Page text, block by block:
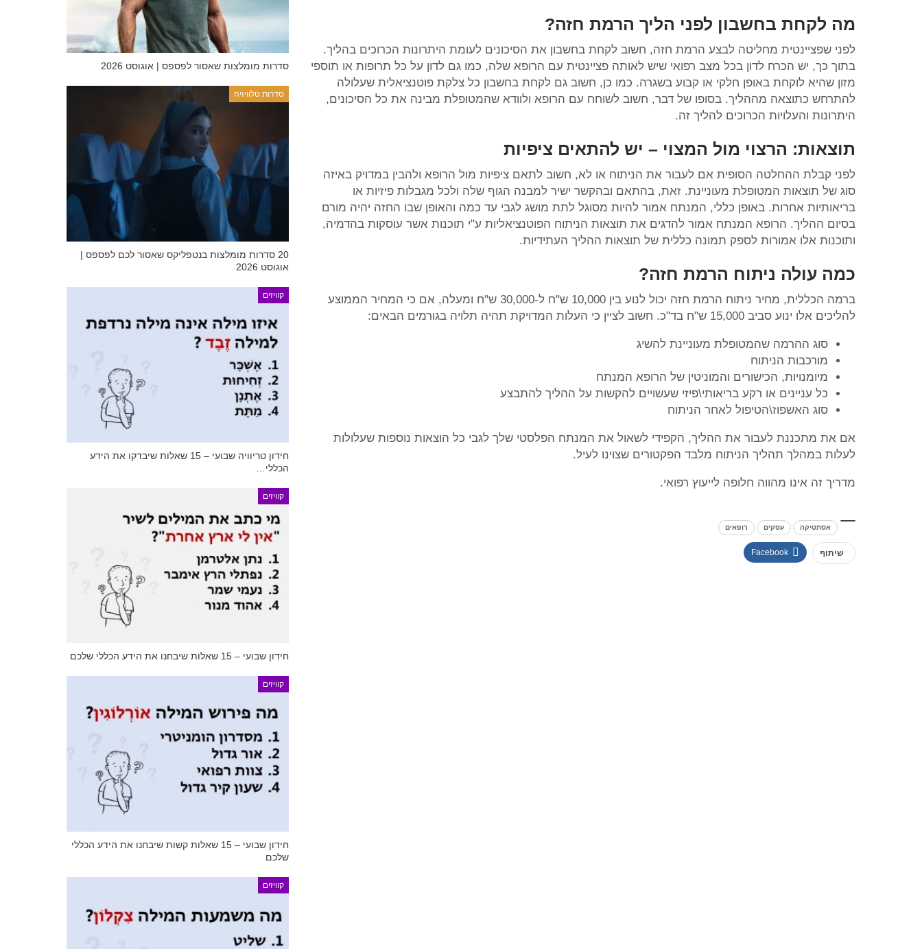
מה לקחת בחשבון לפני הליך הרמת חזה?
לפני שפציינטית מחליטה לבצע הרמת חזה, חשוב לקחת בחשבון את הסיכונים לעומת היתרונות הכרוכים בהליך.
בתוך כך, יש הכרח לדון בכל מצב רפואי שיש לאותה פציינטית עם הרופא שלה, כמו גם לדון על כל תרופות או תוספי
מזון שהיא לוקחת באופן חלקי או קבוע בשגרה. כמו כן, חשוב גם לקחת בחשבון כל צלקת פוטנציאלית שעלולה
להתרחש כתוצאה מההליך. בסופו של דבר, חשוב לשוחח עם הרופא ולוודא שהמטופלת מבינה את כל הסיכונים,
היתרונות והעלויות הכרוכים להליך זה.
תוצאות: הרצוי מול המצוי – יש להתאים ציפיות
לפני קבלת ההחלטה הסופית אם לעבור את הניתוח או לא, חשוב לתאם ציפיות מול הרופא ולהבין במדויק באיזה
סוג של תוצאות המטופלת מעוניינת. זאת, בהתאם ובהקשר ישיר למבנה הגוף שלה ולכל מגבלות פיזיות או
בריאותיות אחרות. באופן כללי, המנתח אמור להיות מסוגל לתת מושג לגבי עד כמה והאופן שבו החזה יהיה מורם
בסיום ההליך. הרופא המנתח אמור להדגים את תוצאות הניתוח הפוטנציאליות ע"י תוכנות אשר עוסקות בהדמיה,
ותוכנות אלו אמורות לספק תמונה כללית של תוצאות ההליך העתידיות.
כמה עולה ניתוח הרמת חזה?
ברמה הכללית, מחיר ניתוח הרמת חזה יכול לנוע בין 10,000 ש"ח ל-30,000 ש"ח ומעלה, אם כי המחיר הממוצע
להליכים אלו ינוע סביב 15,000 ש"ח בד"כ. חשוב לציין כי העלות המדויקת תהיה תלויה בגורמים הבאים:
סוג ההרמה שהמטופלת מעוניינת להשיג
מורכבות הניתוח
מיומנויות, הכישורים והמוניטין של הרופא המנתח
כל עניינים או רקע בריאותי\פיזי שעשויים להקשות על ההליך להתבצע
סוג האשפוז\הטיפול לאחר הניתוח
אם את מתכננת לעבור את ההליך, הקפידי לשאול את המנתח הפלסטי שלך לגבי כל הוצאות נוספות שעלולות
לעלות במהלך תהליך הניתוח מלבד הפקטורים שצוינו לעיל.
מדריך זה אינו מהווה חלופה לייעוץ רפואי.
אסתטיקה עסקים רופאים
שיתוף Facebook
סדרות מומלצות שאסור לפספס | אוגוסט 2026
סדרות טלוויזיה
20 סדרות מומלצות בנטפליקס שאסור לכם לפספס |
אוגוסט 2026
קוויזים
חידון טריוויה שבועי – 15 שאלות שיבדקו את הידע
הכללי…
קוויזים
חידון שבועי – 15 שאלות שיבחנו את הידע הכללי שלכם
קוויזים
חידון שבועי – 15 שאלות קשות שיבחנו את הידע הכללי
שלכם
קוויזים